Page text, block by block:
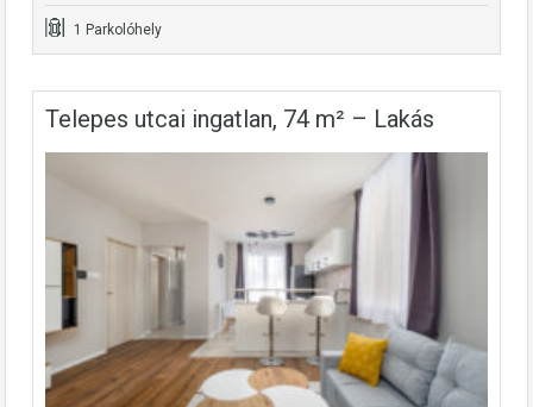
1 Parkolóhely
Telepes utcai ingatlan, 74 m² – Lakás